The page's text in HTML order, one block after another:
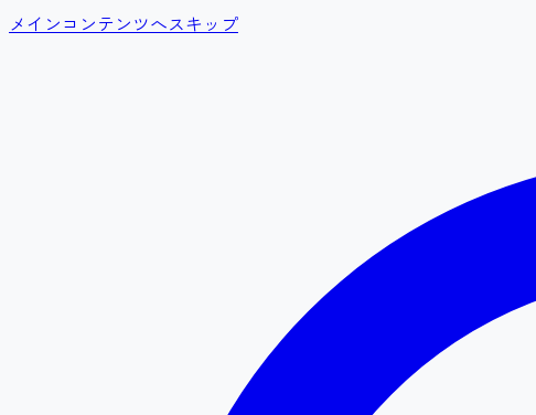
メインコンテンツへスキップ